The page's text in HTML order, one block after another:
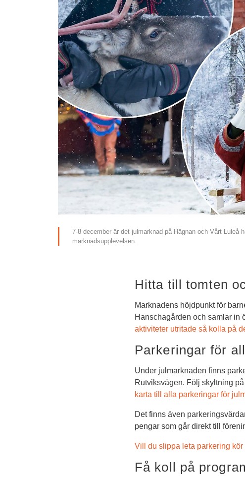
7-8 december är det julmarknad på Hägnan och Vårt Luleå
marknadsupplevelsen.
Hitta till tomten
Marknadens höjdpunkt för
Hanschagården och samlar in
aktiviteter utritade så kolla på
Parkeringar för
Under julmarknaden finns
Rutviksvägen. Följ skyltning
karta till alla parkeringar för
Det finns även
pengar som går direkt till
Vill du slippa leta parkering
Få koll på